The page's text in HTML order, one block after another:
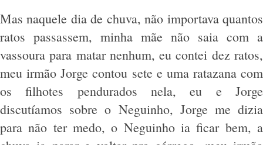
Mas naquele dia de chuva, não importava quantos
ratos passassem, minha mãe não saia com a
vassoura para matar nenhum, eu contei dez ratos,
meu irmão Jorge contou sete e uma ratazana com
os filhotes pendurados nela, eu e Jorge
discutíamos sobre o Neguinho, Jorge me dizia
para não ter medo, o Neguinho ia ficar bem, a